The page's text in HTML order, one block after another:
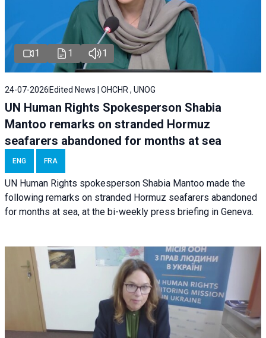
1 1 1
24-07-2026 Edited News | OHCHR , UNOG
UN Human Rights Spokesperson Shabia
Mantoo remarks on stranded Hormuz
seafarers abandoned for months at sea
ENG FRA
UN Human Rights spokesperson Shabia Mantoo made the
following remarks on stranded Hormuz seafarers abandoned
for months at sea, at the bi-weekly press briefing in Geneva.